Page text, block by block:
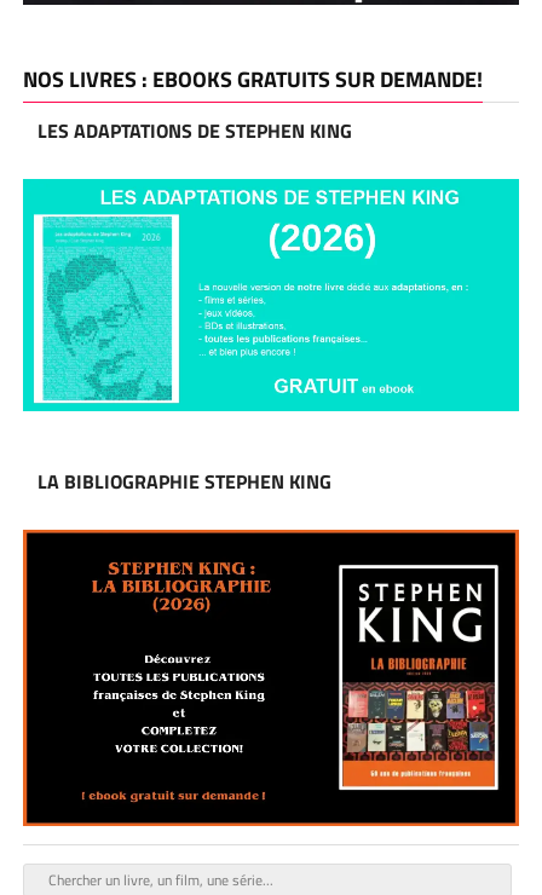
NOS LIVRES : EBOOKS GRATUITS SUR DEMANDE!
LES ADAPTATIONS DE STEPHEN KING
LA BIBLIOGRAPHIE STEPHEN KING